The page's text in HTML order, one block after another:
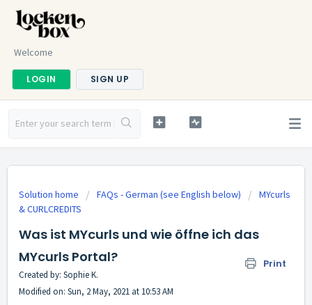
Welcome
LOGIN SIGN UP
Solution home FAQs - German (see English below)
MYcurls
& CURLCREDITS
Was ist MYcurls und wie öffne ich das
MYcurls Portal?
Print
Created by: Sophie K.
Modified on: Sun, 2 May, 2021 at 10:53 AM